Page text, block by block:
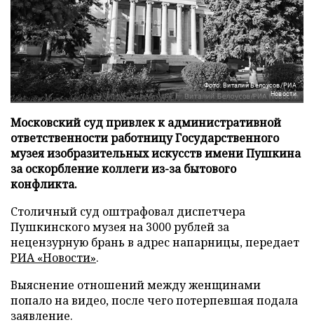
Фото: Виталий Белоусов/РИА
Новости
Московский суд привлек к административной
ответственности работницу Государственного
музея изобразительных искусств имени Пушкина
за оскорбление коллеги из-за бытового
конфликта.
Столичный суд оштрафовал диспетчера
Пушкинского музея на 3000 рублей за
нецензурную брань в адрес напарницы, передает
РИА «Новости».
Выяснение отношений между женщинами
попало на видео, после чего потерпевшая подала
заявление.